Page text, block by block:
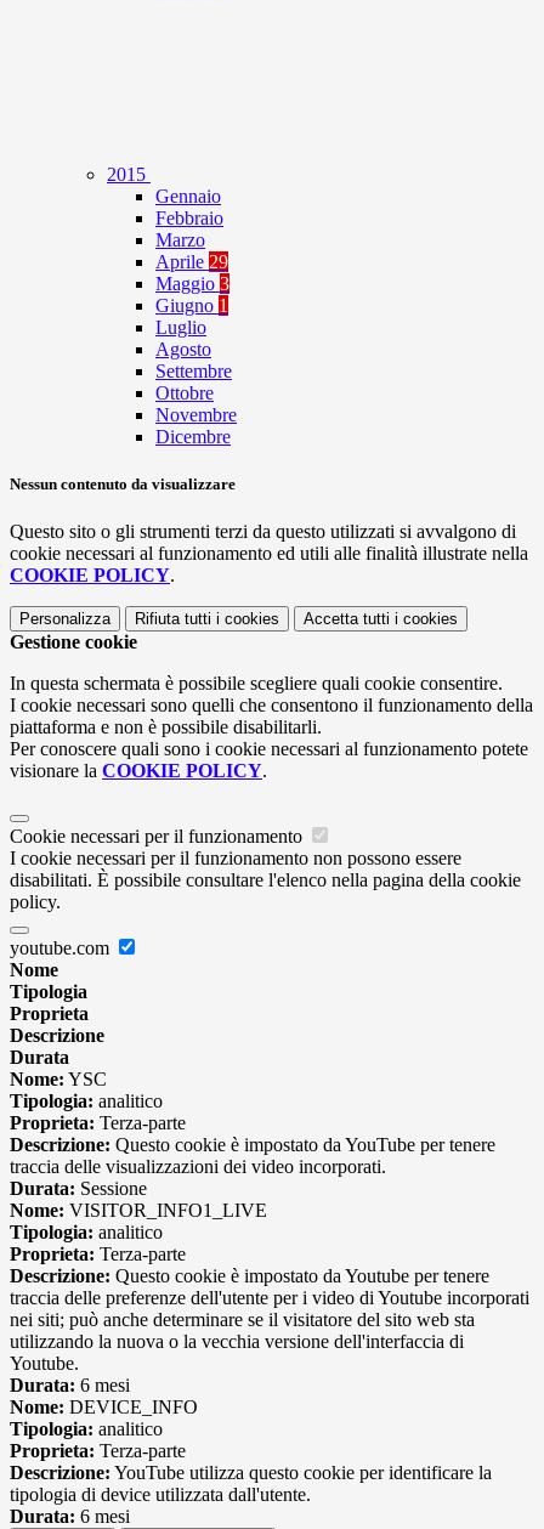
2015
Gennaio
Febbraio
Marzo
Aprile 29
Maggio 3
Giugno 1
Luglio
Agosto
Settembre
Ottobre
Novembre
Dicembre
Nessun contenuto da visualizzare
Questo sito o gli strumenti terzi da questo utilizzati si avvalgono di
cookie necessari al funzionamento ed utili alle finalità illustrate nella
COOKIE POLICY.
Personalizza Rifiuta tutti i cookies Accetta tutti i cookies
Gestione cookie
In questa schermata è possibile scegliere quali cookie consentire.
I cookie necessari sono quelli che consentono il funzionamento della
piattaforma e non è possibile disabilitarli.
Per conoscere quali sono i cookie necessari al funzionamento potete
visionare la COOKIE POLICY.
Cookie necessari per il funzionamento
I cookie necessari per il funzionamento non possono essere
disabilitati. È possibile consultare l'elenco nella pagina della cookie
policy.
youtube.com
Nome
Tipologia
Proprieta
Descrizione
Durata
Nome: YSC
Tipologia: analitico
Proprieta: Terza-parte
Descrizione: Questo cookie è impostato da YouTube per tenere
traccia delle visualizzazioni dei video incorporati.
Durata: Sessione
Nome: VISITOR_INFO1_LIVE
Tipologia: analitico
Proprieta: Terza-parte
Descrizione: Questo cookie è impostato da Youtube per tenere
traccia delle preferenze dell'utente per i video di Youtube incorporati
nei siti; può anche determinare se il visitatore del sito web sta
utilizzando la nuova o la vecchia versione dell'interfaccia di
Youtube.
Durata: 6 mesi
Nome: DEVICE_INFO
Tipologia: analitico
Proprieta: Terza-parte
Descrizione: YouTube utilizza questo cookie per identificare la
tipologia di device utilizzata dall'utente.
Durata: 6 mesi